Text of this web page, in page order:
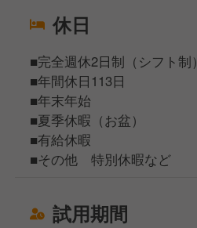
休日
■完全週休2日制（シフト制）
■年間休日113日
■年末年始
■夏季休暇（お盆）
■有給休暇
■その他 特別休暇など
試用期間